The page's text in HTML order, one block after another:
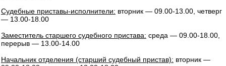
Судебные приставы-исполнители: вторник — 09.00-13.00, четверг
— 13.00-18.00
Заместитель старшего судебного пристава: среда — 09.00-18.00,
перерыв — 13.00-14.00
Начальник отделения (старший судебный пристав): вторник —